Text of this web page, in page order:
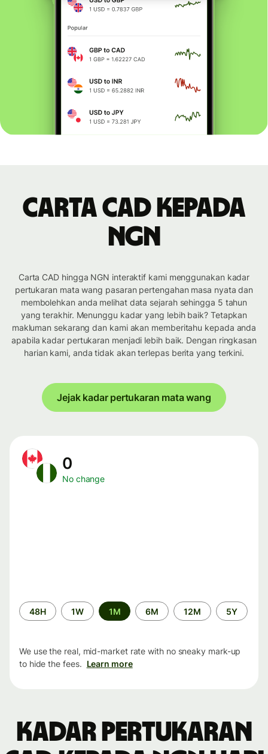
Carta CAD kepada
NGN
Carta CAD hingga NGN interaktif kami menggunakan kadar
pertukaran mata wang pasaran pertengahan masa nyata dan
membolehkan anda melihat data sejarah sehingga 5 tahun
yang terakhir. Menunggu kadar yang lebih baik? Tetapkan
makluman sekarang dan kami akan memberitahu kepada anda
apabila kadar pertukaran menjadi lebih baik. Dengan ringkasan
harian kami, anda tidak akan terlepas berita yang terkini.
Jejak kadar pertukaran mata wang
0
No change
Time
period
48H 1W 1M 6M 12M 5Y
We use the real, mid-market rate with no sneaky mark-up
to hide the fees. Learn more
Kadar pertukaran